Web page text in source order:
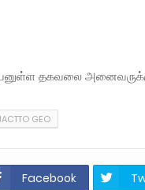
தகவலை
GEO
Facebook